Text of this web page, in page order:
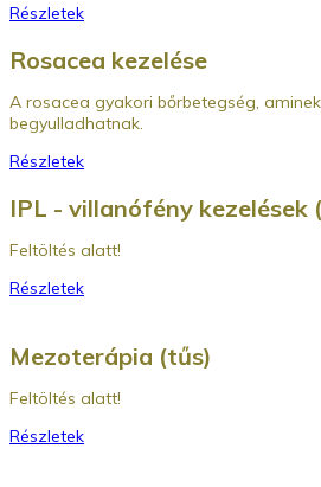
Részletek
Rosacea kezelése
A rosacea gyakori bőrbetegség,
begyulladhatnak.
Részletek
IPL - villanófény kezelések
Feltöltés alatt!
Részletek
Mezoterápia (tűs)
Feltöltés alatt!
Részletek